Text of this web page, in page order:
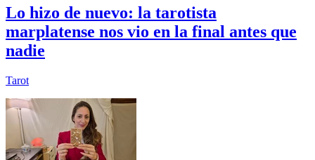
Lo hizo de nuevo: la tarotista
marplatense nos vio en la final antes que
nadie
Tarot